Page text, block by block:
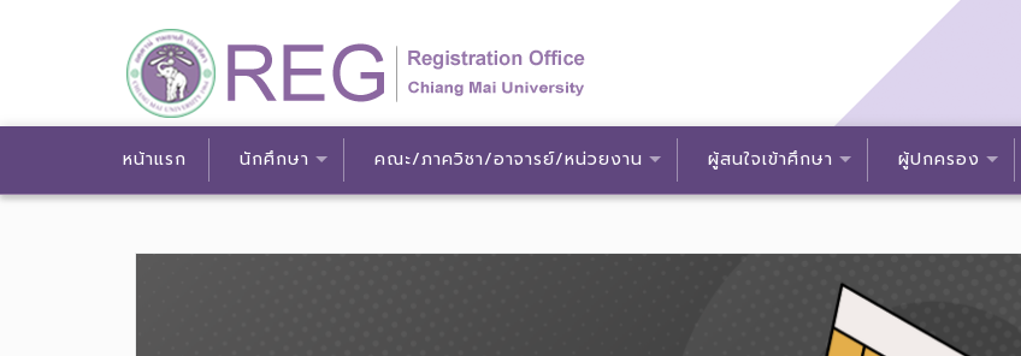
หน้าแรก นักศึกษา คณะ/ภาควิชา/อาจารย์/หน่วยงาน ผู้สนใจเข้าศึกษา ผู้ปกครอง